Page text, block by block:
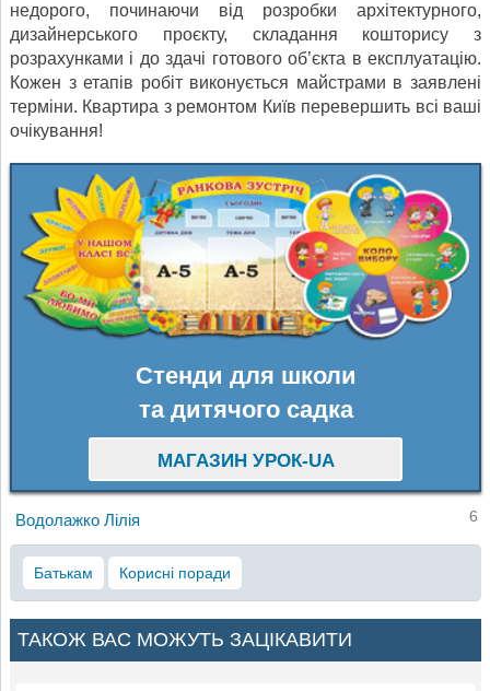
недорого, починаючи від розробки архітектурного,
дизайнерського проєкту, складання кошторису з
розрахунками і до здачі готового об’єкта в експлуатацію.
Кожен з етапів робіт виконується майстрами в заявлені
терміни. Квартира з ремонтом Київ перевершить всі ваші
очікування!
Стенди для школи
та дитячого садка
МАГАЗИН УРОК-UA
Водолажко Лілія 6
Батькам Корисні поради
ТАКОЖ ВАС МОЖУТЬ ЗАЦІКАВИТИ